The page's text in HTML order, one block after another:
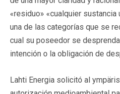
«residuo» «cualquier
una de las categorías que se
cual su poseedor se
intención o la obligación de
Lahti Energia solicitó al